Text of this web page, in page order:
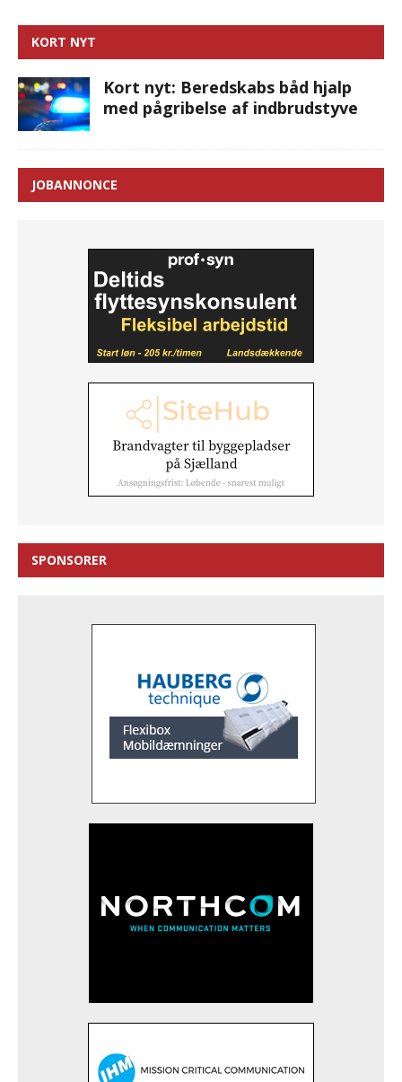
KORT NYT
Kort nyt: Beredskabs båd hjalp
med pågribelse af indbrudstyve
JOBANNONCE
SPONSORER